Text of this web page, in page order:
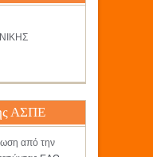
ΑΣΠΕ
από την